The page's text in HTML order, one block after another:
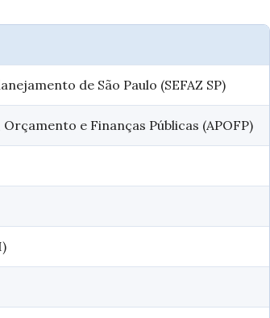
de São Paulo (SEFAZ SP)
e Finanças Públicas (APOFP)